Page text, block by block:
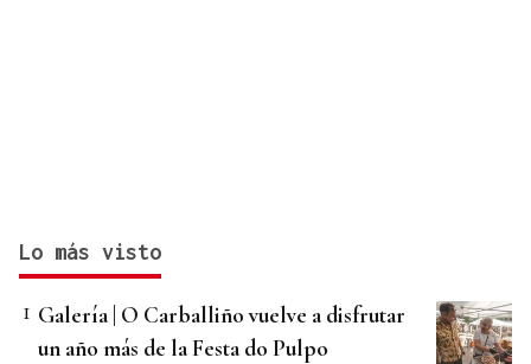
Lo más visto
Galería | O Carballiño vuelve a disfrutar
un año más de la Festa do Pulpo